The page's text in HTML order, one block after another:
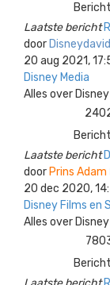
Laatste bericht
door Disneydavid
20 aug 2021,
Disney Media
Alles over
Laatste bericht
door Prins Adam
20 dec 2020,
Disney Films en
Alles over